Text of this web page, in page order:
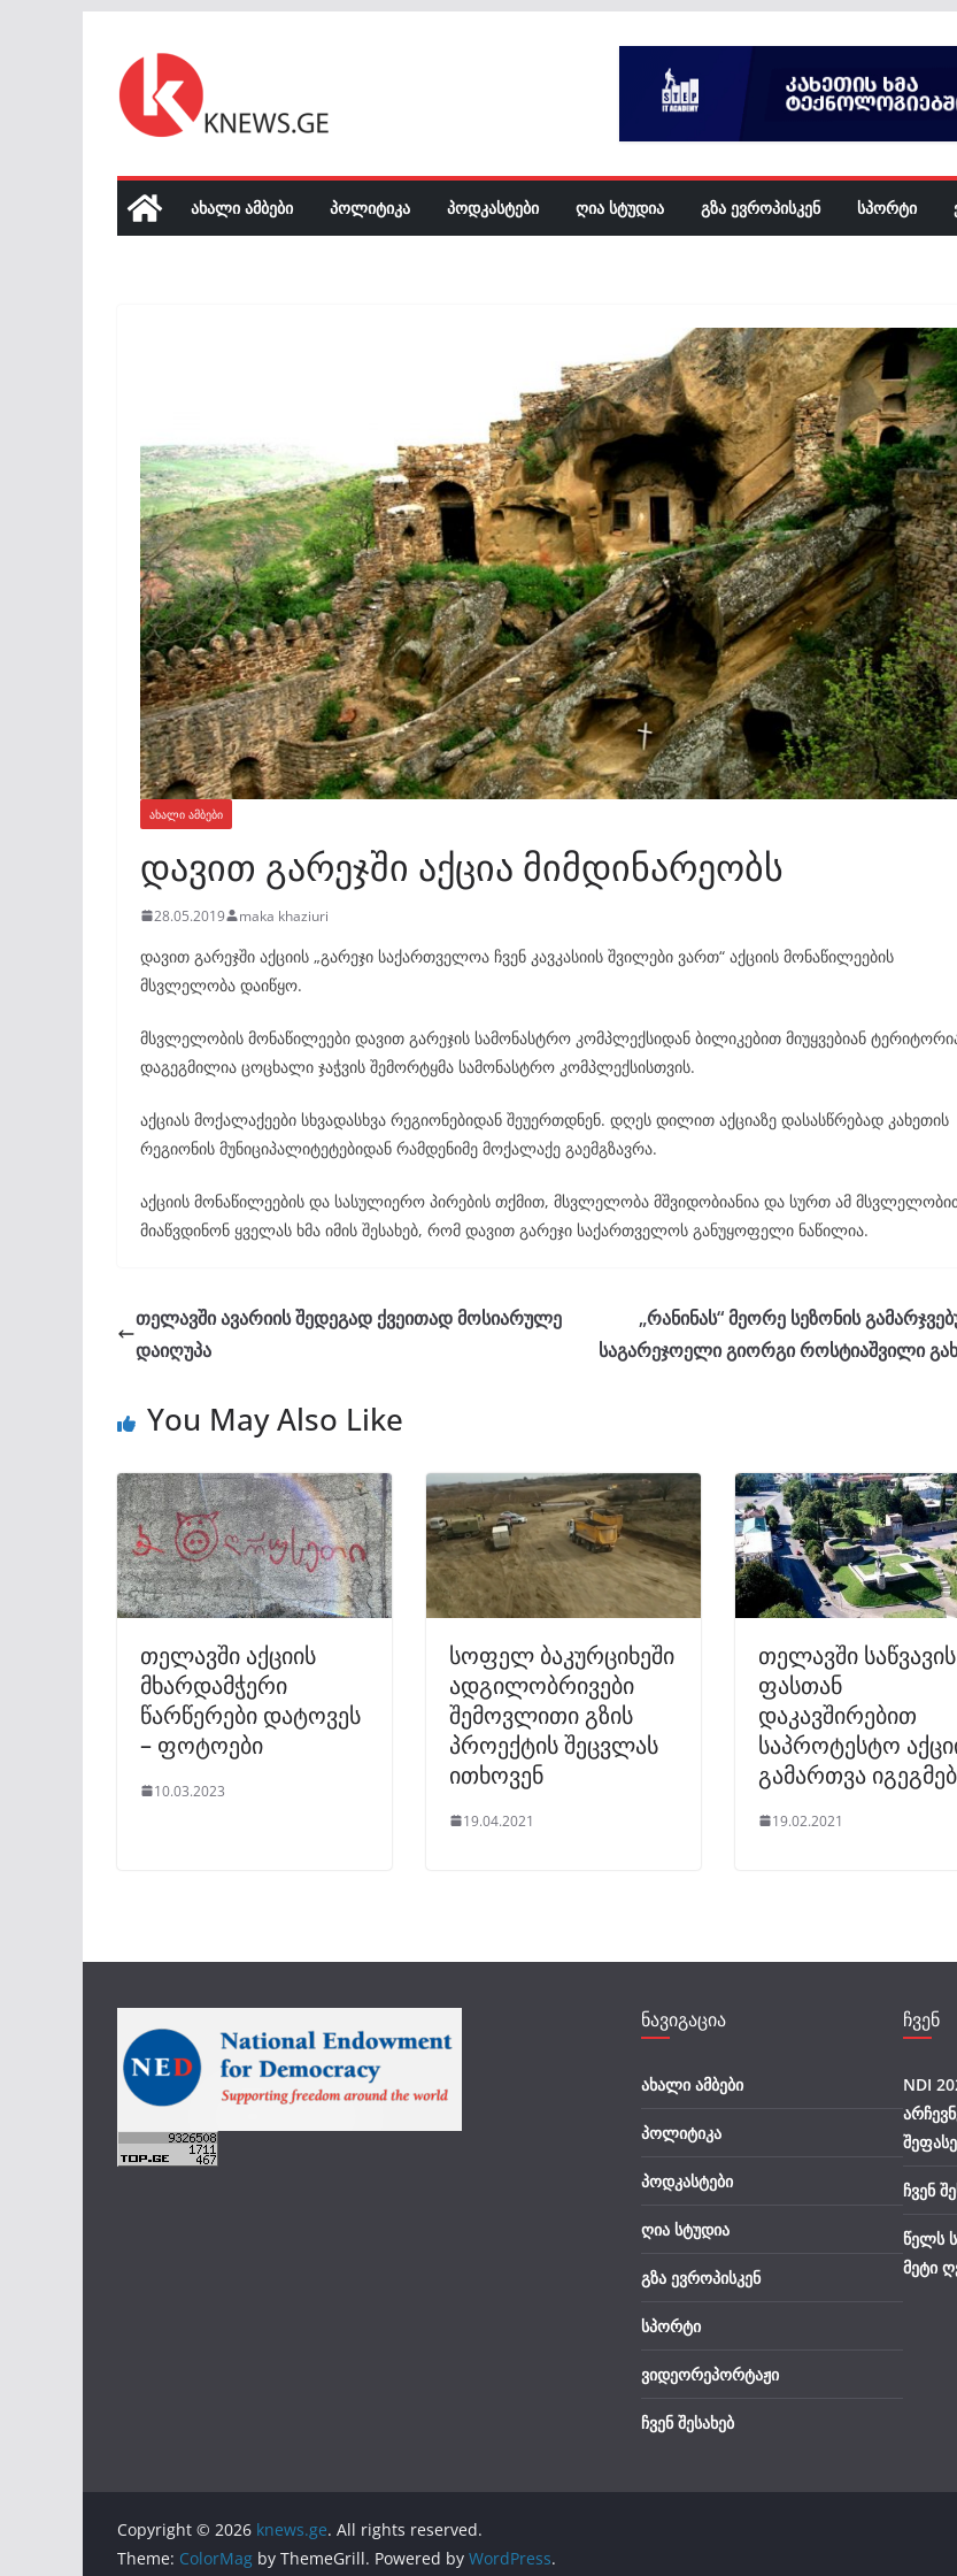
content
ᲐᲮᲐᲚᲘ ᲐᲛᲑᲔᲑᲘ ᲞᲝᲚᲘᲢᲘᲙᲐ ᲞᲝᲓᲙᲐᲡᲢᲔᲑᲘ ᲦᲘᲐ ᲡᲢᲣᲓᲘᲐ ᲒᲖᲐ ᲔᲕᲠᲝᲞᲘᲡᲙᲔᲜ ᲡᲞᲝᲠᲢᲘ
ᲐᲮᲐᲚᲘ ᲐᲛᲑᲔᲑᲘ
დავით გარეჯში აქცია მიმდინარეობს
28.05.2019 maka khaziuri
დავით გარეჯში აქციის „გარეჯი საქართველოა ჩვენ კავკასიის შვილები ვართ“ აქციის მონაწილეების
მსვლელობა დაიწყო.
მსვლელობის მონაწილეები დავით გარეჯის სამონასტრო კომპლექსიდან ბილიკებით მიუყვებიან
დაგეგმილია ცოცხალი ჯაჭვის შემორტყმა სამონასტრო კომპლექსისთვის.
აქციას მოქალაქეები სხვადასხვა რეგიონებიდან შეუერთდნენ. დღეს დილით აქციაზე დასასწრებად კახეთის
რეგიონის მუნიციპალიტეტებიდან რამდენიმე მოქალაქე გაემგზავრა.
აქციის მონაწილეების და სასულიერო პირების თქმით, მსვლელობა მშვიდობიანია და სურთ ამ
მიაწვდინონ ყველას ხმა იმის შესახებ, რომ დავით გარეჯი საქართველოს განუყოფელი ნაწილია.
თელავში ავარიის შედეგად ქვეითად მოსიარულე
დაიღუპა
„რანინას“ მეორე სეზონის
საგარეჯოელი გიორგი როსტიაშვილი
You May Also Like
თელავში აქციის
მხარდამჭერი
წარწერები დატოვეს
– ფოტოები
10.03.2023
სოფელ ბაკურციხეში
ადგილობრივები
შემოვლითი გზის
პროექტის შეცვლას
ითხოვენ
19.04.2021
თელავში საწვავის
ფასთან
დაკავშირებით
საპროტესტო
გამართვა
19.02.2021
ნავიგაცია
ახალი ამბები
პოლიტიკა
პოდკასტები
ღია სტუდია
გზა ევროპისკენ
სპორტი
ვიდეორეპორტაჟი
ჩვენ შესახებ
ჩვენ
NDI
ჩვენ
წელს
მეტი
Copyright © 2026 knews.ge. All rights reserved.
Theme: ColorMag by ThemeGrill. Powered by WordPress.